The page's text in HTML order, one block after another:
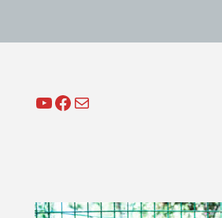
YouTube
Facebook
Mail